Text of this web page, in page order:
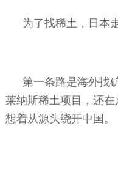
为了找稀土，日本
第一条路是海外找
莱纳斯稀土项目，还在
想着从源头绕开中国。